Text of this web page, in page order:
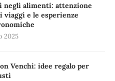
negli alimenti: attenzione
viaggi e le esperienze
2025
Venchi: idee regalo per